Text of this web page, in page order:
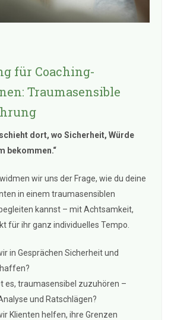
für Coaching-
Traumasensible
dort, wo Sicherheit, Würde
bekommen.“
wir uns der Frage, wie du deine
in einem traumasensiblen
kannst – mit Achtsamkeit,
für ihr ganz individuelles Tempo.
in Gesprächen Sicherheit und
es, traumasensibel zuzuhören –
und Ratschlägen?
Klienten helfen, ihre Grenzen